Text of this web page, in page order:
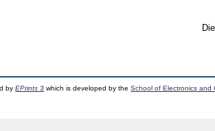
byEPrints 3 which is developed by theSchool of Electronics and